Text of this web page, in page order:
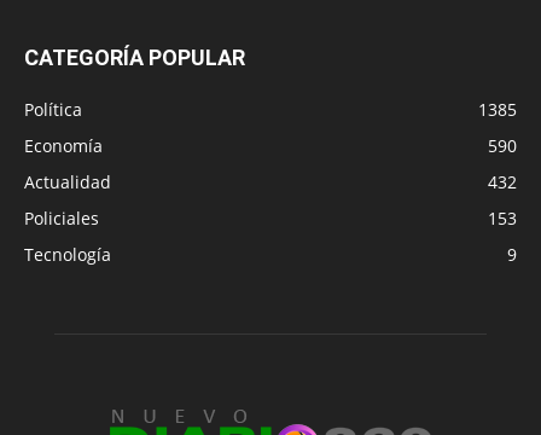
CATEGORÍA POPULAR
Política
1385
Economía
590
Actualidad
432
Policiales
153
Tecnología
9